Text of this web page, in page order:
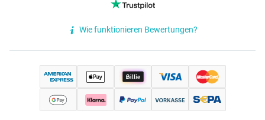
Wie funktionieren Bewertungen?